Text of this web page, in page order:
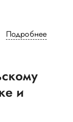
Подробнее
и